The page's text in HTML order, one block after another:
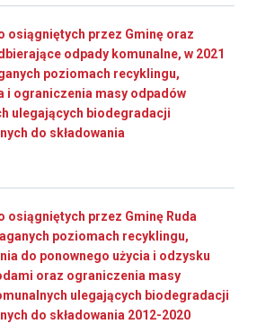
osiągniętych przez Gminę oraz
odpady komunalne, w 2021
poziomach recyklingu,
i ograniczenia masy odpadów
ulegających biodegradacji
do składowania
osiągniętych przez Gminę Ruda
poziomach recyklingu,
do ponownego użycia i odzysku
oraz ograniczenia masy
ulegających biodegradacji
do składowania 2012-2020